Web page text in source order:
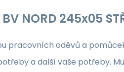
NORD 245x05
pracovních oděvů a
a další vaše potřeby.